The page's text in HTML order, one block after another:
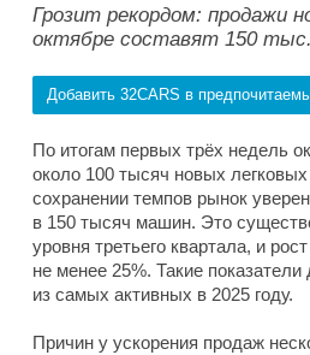
Грозит рекордом: продажи
октябре составят 150
Добавить 32CARS в
По итогам первых трёх недель
около 100 тысяч новых
сохранении темпов рынок
в 150 тысяч машин. Это
уровня третьего квартала, и
не менее 25%. Такие
из самых активных в 2025 году.
Причин у ускорения продаж